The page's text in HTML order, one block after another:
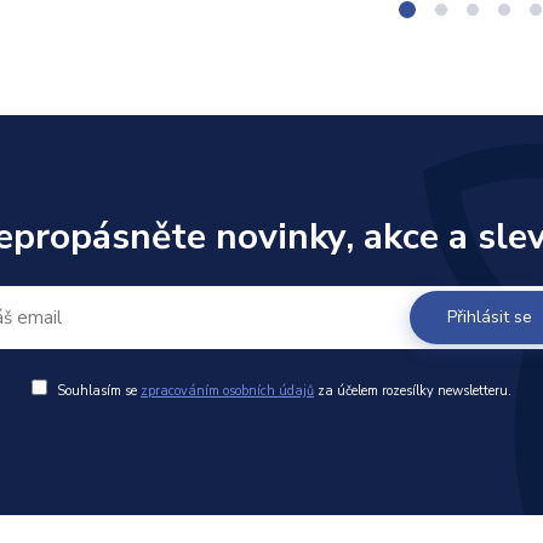
novinky, akce a
Přihlásit se
Souhlasím se zpracováním osobních údajů za účelem rozesílky newsletteru.